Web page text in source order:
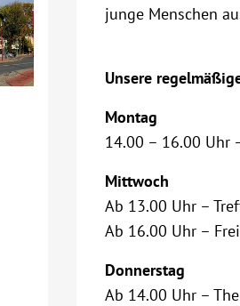
junge Menschen
Unsere
Montag
14.00 – 16.00 Uhr
Mittwoch
Ab 13.00 Uhr –
Ab 16.00 Uhr –
Donnerstag
Ab 14.00 Uhr –